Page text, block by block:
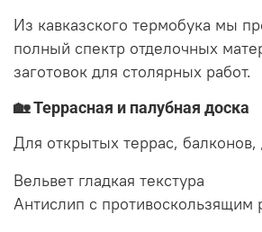
Из кавказского термобука мы
полный спектр отделочных
заготовок для столярных работ.
🏡 Террасная и палубная доска
Для открытых террас,
Вельвет гладкая текстура
Антислип с противоскользящим